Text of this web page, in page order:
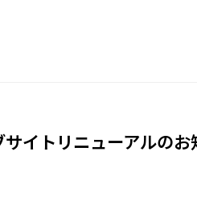
サイトリニューアルのお